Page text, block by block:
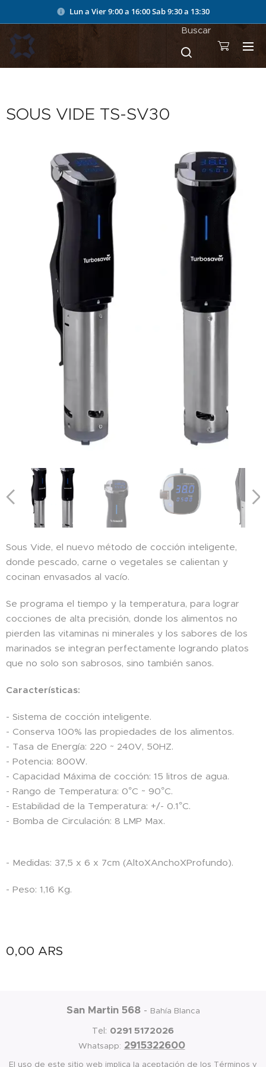
Lun a Vier 9:00 a 16:00Sab 9:30 a 13:30
Buscar
SOUS VIDE TS-SV30
Sous Vide, el nuevo método de cocción inteligente,
donde pescado, carne o vegetales se calientan y
cocinan envasados al vacío.️
Se programa el tiempo y la temperatura, para lograr
cocciones de alta precisión, donde los alimentos no
pierden las vitaminas ni minerales y los sabores de los
marinados se integran perfectamente logrando platos
que no solo son sabrosos, sino también sanos.
Características:
- Sistema de cocción inteligente.
- Conserva 100% las propiedades de los alimentos.
- Tasa de Energía: 220 ~ 240V, 50HZ.
- Potencia: 800W.
- Capacidad Máxima de cocción: 15 litros de agua.
- Rango de Temperatura: 0°C ~ 90°C.
- Estabilidad de la Temperatura: +/- 0.1°C.
- Bomba de Circulación: 8 LMP Max.
- Medidas: 37,5 x 6 x 7cm (AltoXAnchoXProfundo).
- Peso: 1,16 Kg.
0,00 ARS
San Martin 568- Bahía Blanca
Tel: 0291 5172026
Whatsapp: 2915322600
El uso de este sitio web implica la aceptación de los Términos y